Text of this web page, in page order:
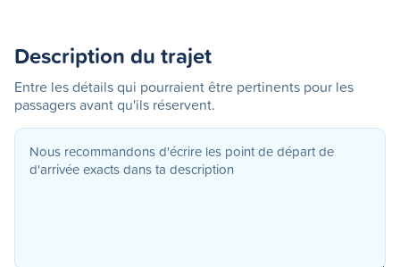
Description du trajet
Entre les détails qui pourraient être pertinents pour les
passagers avant qu'ils réservent.